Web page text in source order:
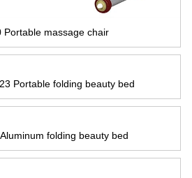
Portable massage chair
Portable folding beauty bed
folding beauty bed